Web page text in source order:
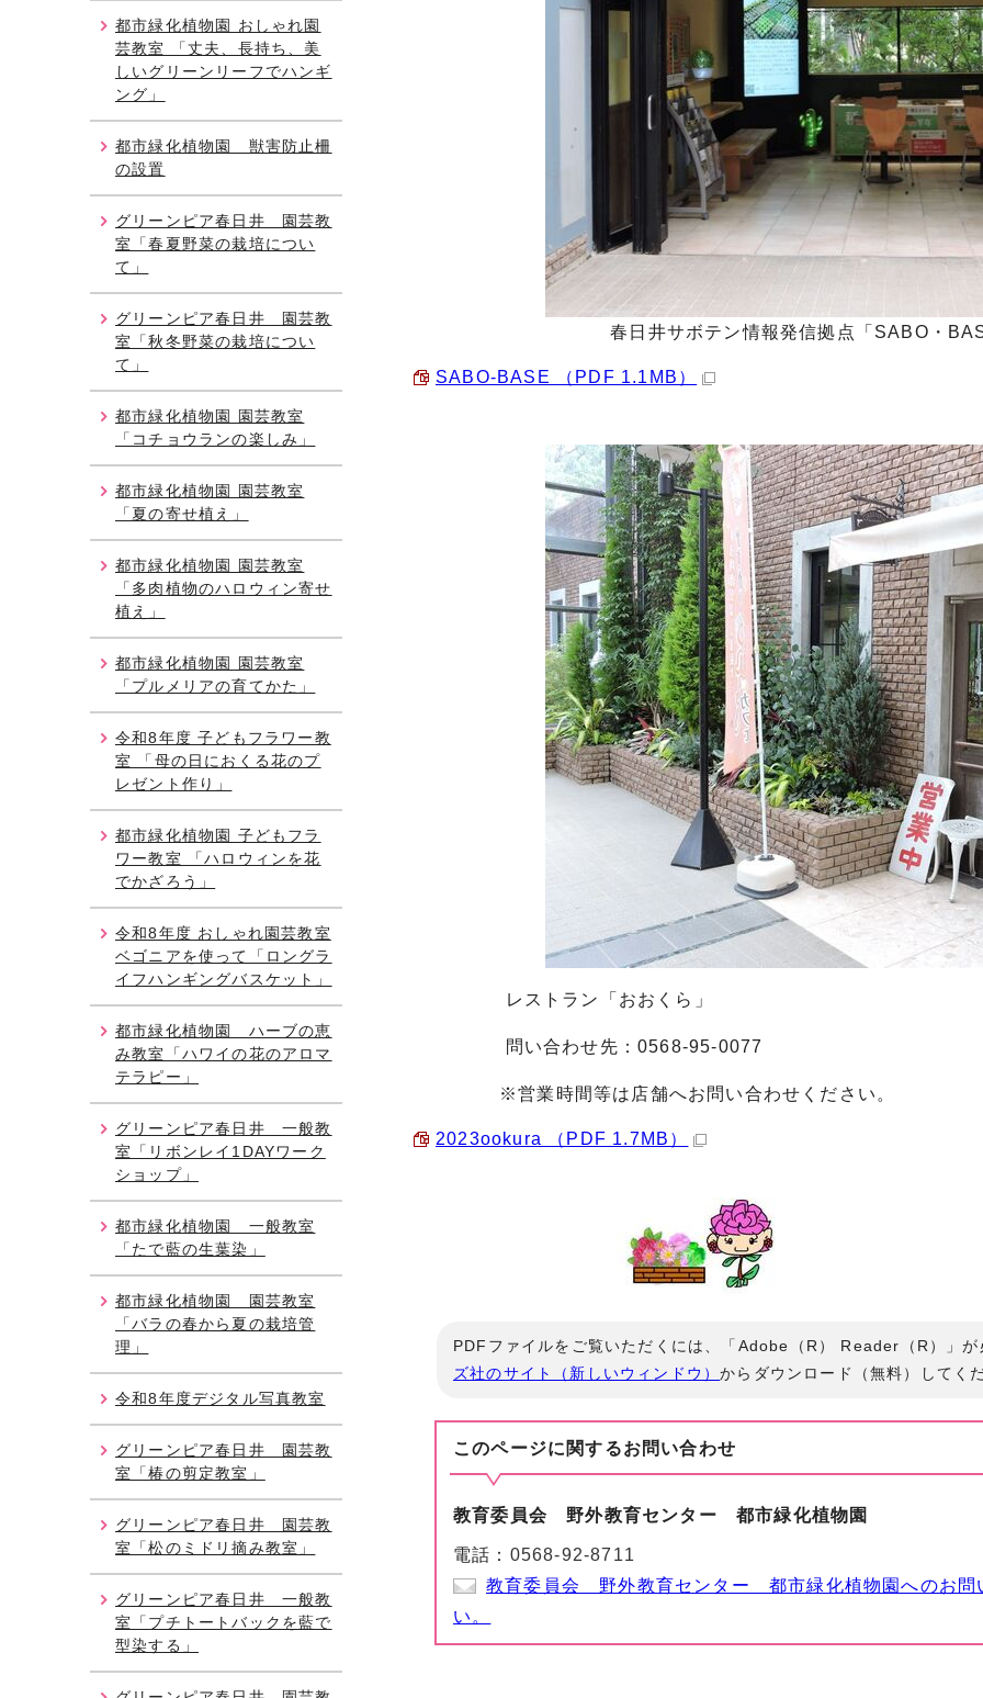
春日井サボテン情報発信拠点「SABO・
SABO-BASE （PDF 1.1MB）
レストラン「おおくら」
問い合わせ先：0568-95-0077
※営業時間等は店舗へお問い合わせください。
2023ookura （PDF 1.7MB）
PDFファイルをご覧いただくには、「Adobe（R） Reader（R）」
ズ社のサイト（新しいウィンドウ）からダウンロード（無料）してく
このページに関するお問い合わせ
教育委員会 野外教育センター 都市緑化植物園
電話： 0568-92-8711
教育委員会 野外教育センター 都市緑化植物園へのお問
い。
都市緑化植物園 おしゃれ園
芸教室 「丈夫、長持ち、美
しいグリーンリーフでハンギ
ング」
都市緑化植物園 獣害防止柵
の設置
グリーンピア春日井 園芸教
室「春夏野菜の栽培につい
て」
グリーンピア春日井 園芸教
室「秋冬野菜の栽培につい
て」
都市緑化植物園 園芸教室
「コチョウランの楽しみ」
都市緑化植物園 園芸教室
「夏の寄せ植え」
都市緑化植物園 園芸教室
「多肉植物のハロウィン寄せ
植え」
都市緑化植物園 園芸教室
「プルメリアの育てかた」
令和8年度 子どもフラワー教
室 「母の日におくる花のプ
レゼント作り」
都市緑化植物園 子どもフラ
ワー教室 「ハロウィンを花
でかざろう」
令和8年度 おしゃれ園芸教室
ベゴニアを使って「ロングラ
イフハンギングバスケット」
都市緑化植物園 ハーブの恵
み教室「ハワイの花のアロマ
テラピー」
グリーンピア春日井 一般教
室「リボンレイ1DAYワーク
ショップ」
都市緑化植物園 一般教室
「たで藍の生葉染」
都市緑化植物園 園芸教室
「バラの春から夏の栽培管
理」
令和8年度デジタル写真教室
グリーンピア春日井 園芸教
室「椿の剪定教室」
グリーンピア春日井 園芸教
室「松のミドリ摘み教室」
グリーンピア春日井 一般教
室「プチトートバックを藍で
型染する」